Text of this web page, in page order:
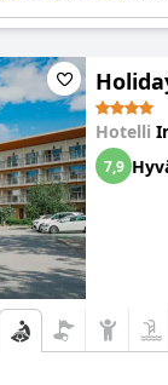
Hotelli
7,9